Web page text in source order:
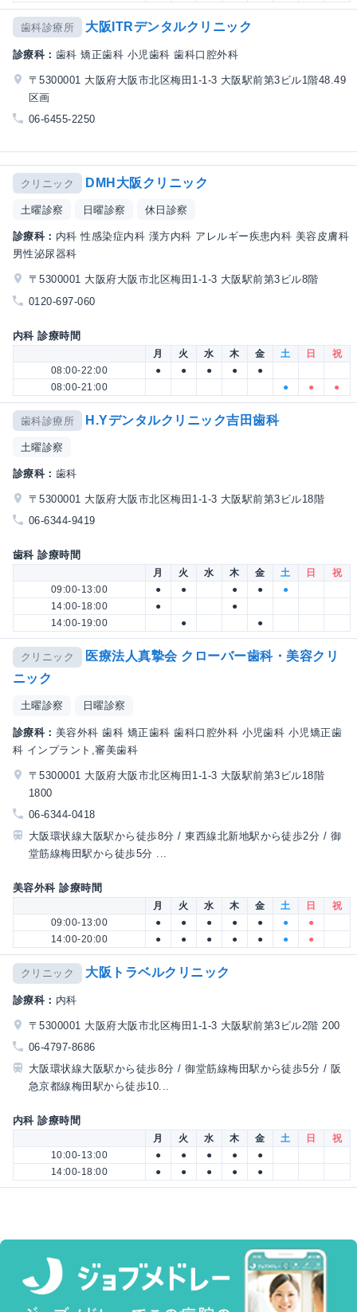
歯科診療所 大阪ITRデンタルクリニック
診療科： 歯科 矯正歯科 小児歯科 歯科口腔外科
〒5300001 大阪府大阪市北区梅田1-1-3 大阪駅前第3ビル1階48.49
区画
06-6455-2250
クリニック DMH大阪クリニック
土曜診察 日曜診察 休日診察
診療科： 内科 性感染症内科 漢方内科 アレルギー疾患内科 美容皮膚科
男性泌尿器科
〒5300001 大阪府大阪市北区梅田1-1-3 大阪駅前第3ビル8階
0120-697-060
内科 診療時間
月 火 水 木 金 土 日
祝
08:00-22:00
● ● ● ●
●
08:00-21:00
● ● ●
歯科診療所 H.Yデンタルクリニック吉田歯科
土曜診察
診療科： 歯科
〒5300001 大阪府大阪市北区梅田1-1-3 大阪駅前第3ビル18階
06-6344-9419
歯科 診療時間
月 火 水 木 金 土 日
祝
09:00-13:00
● ● ● ●
●
14:00-18:00
●
●
14:00-19:00
● ●
クリニック
医療法人真摯会 クローバー歯科・美容クリ
ニック
土曜診察 日曜診察
診療科： 美容外科 歯科 矯正歯科 歯科口腔外科 小児歯科 小児矯正歯
科 インプラント,審美歯科
〒5300001 大阪府大阪市北区梅田1-1-3 大阪駅前第3ビル18階
1800
06-6344-0418
大阪環状線大阪駅から徒歩8分 / 東西線北新地駅から徒歩2分 / 御
堂筋線梅田駅から徒歩5分 ...
美容外科 診療時間
月 火 水 木 金 土 日
祝
09:00-13:00
● ● ● ● ● ●
●
14:00-20:00
● ● ● ● ● ● ●
クリニック 大阪トラベルクリニック
診療科： 内科
〒5300001 大阪府大阪市北区梅田1-1-3 大阪駅前第3ビル2階 200
06-4797-8686
大阪環状線大阪駅から徒歩8分 / 御堂筋線梅田駅から徒歩5分 / 阪
急京都線梅田駅から徒歩10...
内科 診療時間
月 火 水 木 金 土 日
祝
10:00-13:00
● ● ● ●
●
14:00-18:00
● ● ● ● ●